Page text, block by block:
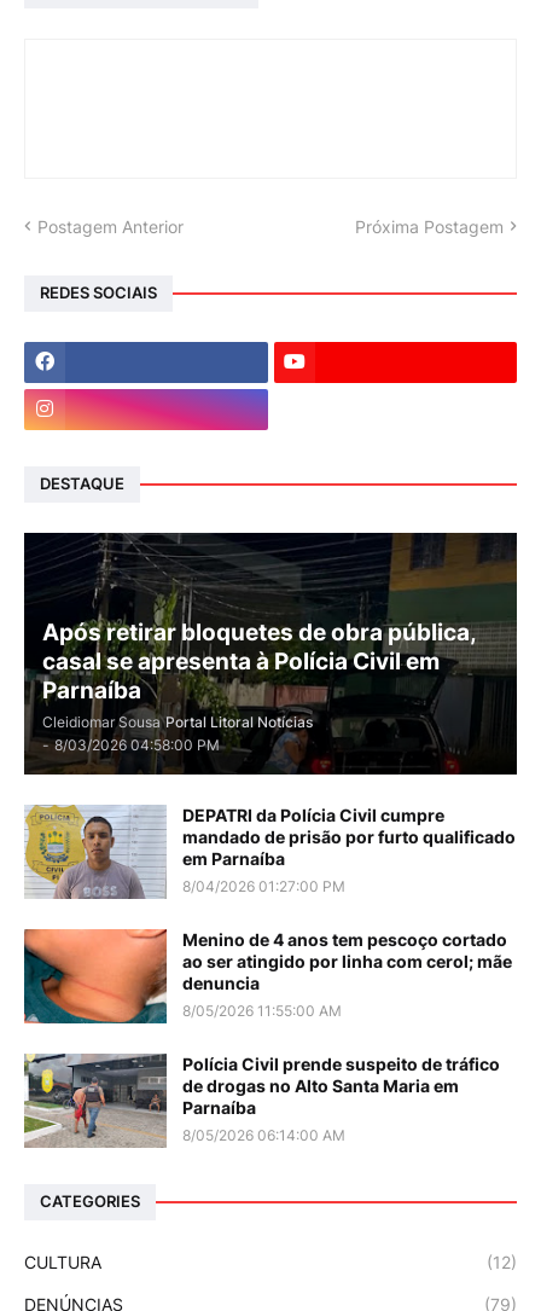
Postagem Anterior Próxima Postagem
REDES SOCIAIS
DESTAQUE
Após retirar bloquetes de obra pública,
casal se apresenta à Polícia Civil em
Parnaíba
Cleidiomar Sousa Portal Litoral Notícias
- 8/03/2026 04:58:00 PM
DEPATRI da Polícia Civil cumpre
mandado de prisão por furto qualificado
em Parnaíba
8/04/2026 01:27:00 PM
Menino de 4 anos tem pescoço cortado
ao ser atingido por linha com cerol; mãe
denuncia
8/05/2026 11:55:00 AM
Polícia Civil prende suspeito de tráfico
de drogas no Alto Santa Maria em
Parnaíba
8/05/2026 06:14:00 AM
CATEGORIES
CULTURA (12)
DENÚNCIAS (79)